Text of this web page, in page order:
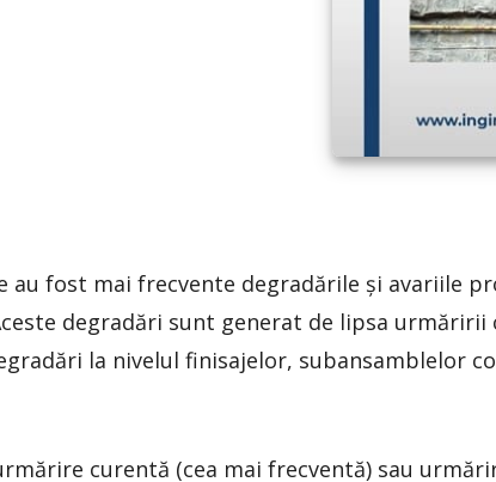
fost mai frecvente degradările și avariile
degradări sunt generat de lipsa
la nivelul finisajelor, subansamblelor
curentă (cea mai frecventă) sau